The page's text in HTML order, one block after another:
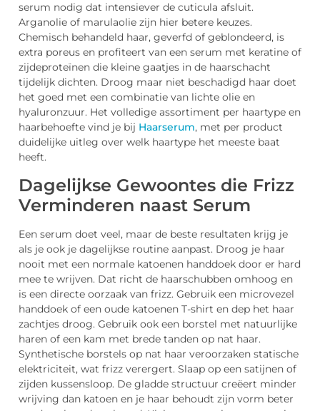
serum nodig dat intensiever de cuticula afsluit.
Arganolie of marulaolie zijn hier betere keuzes.
Chemisch behandeld haar, geverfd of geblondeerd, is
extra poreus en profiteert van een serum met keratine of
zijdeproteïnen die kleine gaatjes in de haarschacht
tijdelijk dichten. Droog maar niet beschadigd haar doet
het goed met een combinatie van lichte olie en
hyaluronzuur. Het volledige assortiment per haartype en
haarbehoefte vind je bij Haarserum, met per product
duidelijke uitleg over welk haartype het meeste baat
heeft.
Dagelijkse Gewoontes die Frizz
Verminderen naast Serum
Een serum doet veel, maar de beste resultaten krijg je
als je ook je dagelijkse routine aanpast. Droog je haar
nooit met een normale katoenen handdoek door er hard
mee te wrijven. Dat richt de haarschubben omhoog en
is een directe oorzaak van frizz. Gebruik een microvezel
handdoek of een oude katoenen T-shirt en dep het haar
zachtjes droog. Gebruik ook een borstel met natuurlijke
haren of een kam met brede tanden op nat haar.
Synthetische borstels op nat haar veroorzaken statische
elektriciteit, wat frizz verergert. Slaap op een satijnen of
zijden kussensloop. De gladde structuur creëert minder
wrijving dan katoen en je haar behoudt zijn vorm beter